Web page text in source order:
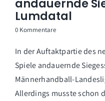
andauernde
Lumdatal
0 Kommentare
In der Auftaktpartie des
Spiele andauernde
Männerhandball-
Allerdings musste schon